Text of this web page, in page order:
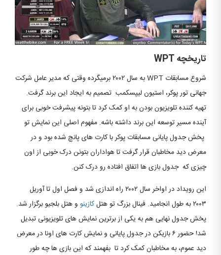
تاریخچه WPT
شروع مسابقات WPT به سال ۲۰۰۲ برمیگرده وقتی که مدیر عامل شرکت
جهانی تور پوکر، استیون لیپسکمب تصمیم به ایجاد این برند گرفت.
تهیه کننده تلویزیون بودن به او کمک کرد تا بتونه پیشرفت خوبی برای
آینده مسیر توسعه این برند داشته باشه. مفهوم اصلی این نمایش تو
پخش جدول پایانی مسابقات پوکر با کارت های پانچ شده بود و در
معرض دید مخاطبان قرار گرفت تا هواداران بتونن درک خوبی از اون
چیزی که جدول بازی ها اتفاق افتاده رو درک کنن.
این رویداد در اواخر سال ۲۰۰۲ راه اندازی شد و فصل اول تا آوریل
۲۰۰۳ به طول انجامید. فینال بزرگ تو هتل
کازینو و هتل بلجیو برگزار شد.
پخش جدول نهایی هم به یکی از برترین نمایش های تلویزیونی تبدیل
شد! حضور ۶ بازیکن در جدول پایانی و نمایش کارت های اونا در معرض
دید عموم، به مخاطبان کمک کرد تا بفهمند که این بازی ها چه طور